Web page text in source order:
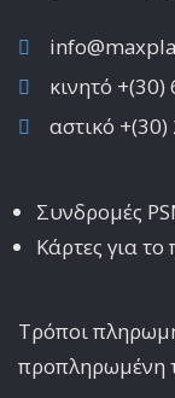
κινητό
αστικό
Συνδρομές
Κάρτες για το
Τρόποι
προπληρωμένη